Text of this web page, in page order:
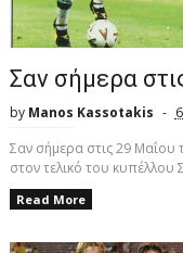
Σαν σήμερα
by Manos Kassotakis
Σαν σήμερα στις 29 Μαΐου
στον τελικό του
Read More